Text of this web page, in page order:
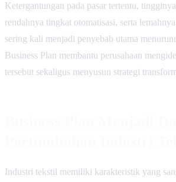
Ketergantungan pada pasar tertentu,
rendahnya tingkat otomatisasi, serta
sering kali menjadi penyebab utama
Business Plan membantu perusahaan
tersebut sekaligus menyusun strategi
Industri tekstil memiliki karakteristik yang